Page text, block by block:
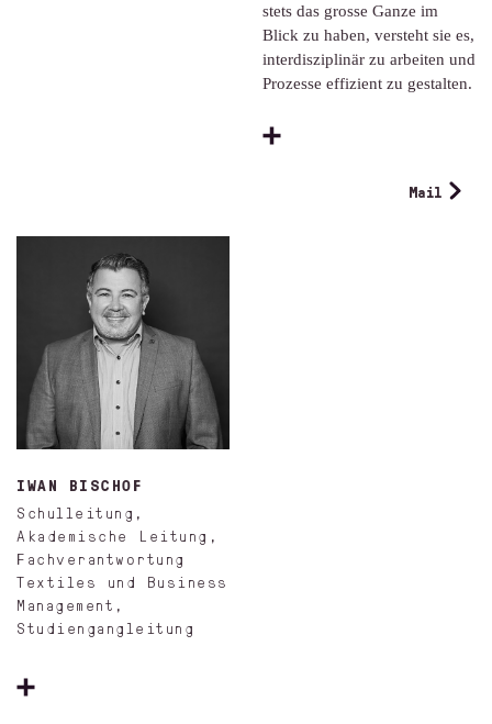
stets das grosse Ganze im
Blick zu haben, versteht sie es,
interdisziplinär zu arbeiten und
Prozesse effizient zu gestalten.
Mail
IWAN BISCHOF
Schulleitung,
Akademische Leitung,
Fachverantwortung
Textiles und Business
Management,
Studiengangleitung